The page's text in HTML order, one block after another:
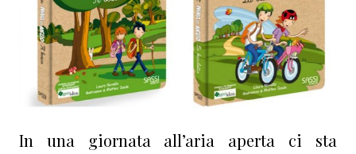
In una giornata all’aria aperta ci sta